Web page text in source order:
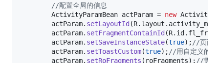
//配置全局的信息
ActivityParamBean actParam = new
actParam. setLayoutId (R. layout . activity_main
actParam. setFragmentContainId (R. id .
actParam. setSaveInstanceState(true);//页面
actParam. setToastCustom(true);//用自定义的吐
actParam. setRoFragments ( roFragments);//需要